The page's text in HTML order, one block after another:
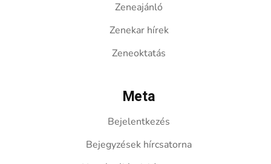
Zeneajánló
Zenekar hírek
Zeneoktatás
Meta
Bejelentkezés
Bejegyzések hírcsatorna